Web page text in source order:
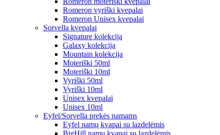
Romeron vyriški kvepalai
Romeron Unisex kvepalai
Sorvella kvepalai
Signature kolekcija
Galaxy kolekcija
Mountain kolekcija
Moteriški 50ml
Moteriški 10ml
Vyriški 50ml
Vyriški 10ml
Unisex kvepalai
Unisex 10ml
Eyfel/Sorvella prekės namams
Eyfel namų kvapai su lazdelėmis
BigHill namų kvapai su lazdelėmis